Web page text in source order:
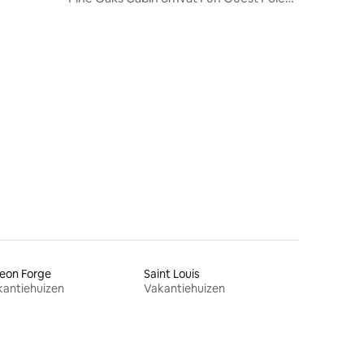
Forge
Saint Louis
Vakantiehuizen